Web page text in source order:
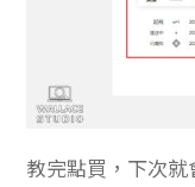
教完點買，下次